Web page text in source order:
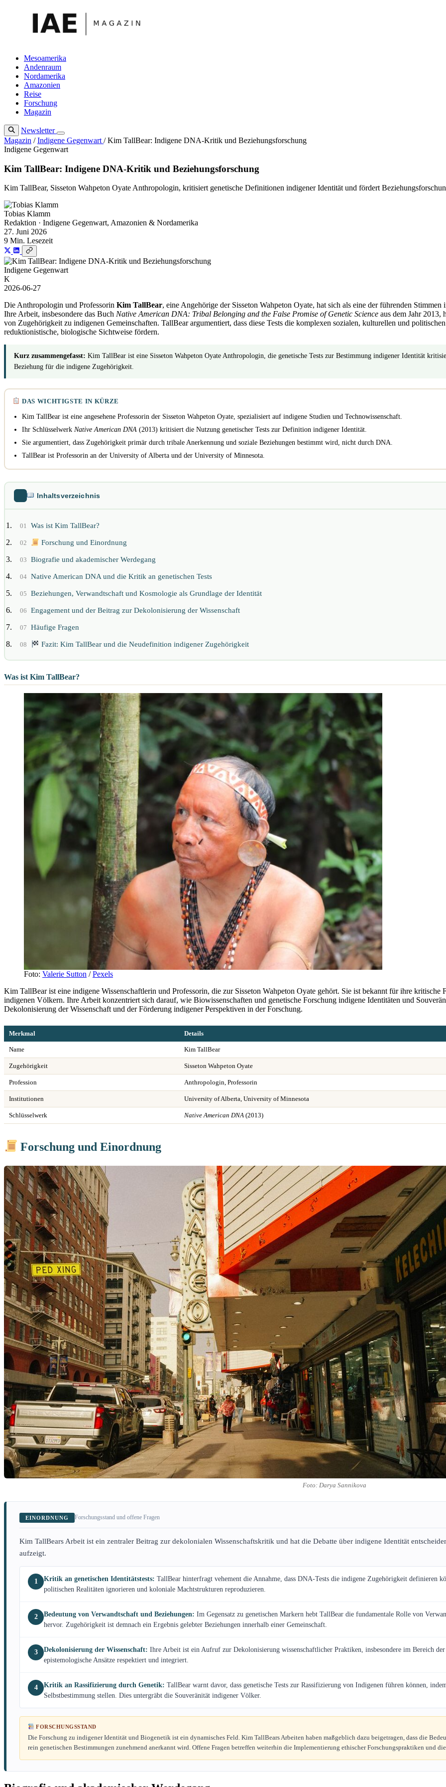
Mesoamerika
Andenraum
Nordamerika
Amazonien
Reise
Forschung
Magazin
Newsletter
Magazin / Indigene Gegenwart / Kim TallBear: Indigene DNA-Kritik und Beziehungsforschung
Indigene Gegenwart
Kim TallBear: Indigene DNA-Kritik und Beziehungsforschung
Kim TallBear, Sisseton Wahpeton Oyate Anthropologin, kritisiert genetische Definitionen indigener Identität und fördert
Tobias Klamm
Redaktion · Indigene Gegenwart, Amazonien & Nordamerika
27. Juni 2026
9 Min. Lesezeit
Indigene Gegenwart
K
2026-06-27
Die Anthropologin und Professorin Kim TallBear, eine Angehörige der Sisseton Wahpeton Oyate, hat sich als eine der führenden
Ihre Arbeit, insbesondere das Buch Native American DNA: Tribal Belonging and the False Promise of Genetic Science aus dem Jahr
von Zugehörigkeit zu indigenen Gemeinschaften. TallBear argumentiert, dass diese Tests die komplexen sozialen, kulturellen und
reduktionistische, biologische Sichtweise fördern.
Kurz zusammengefasst: Kim TallBear ist eine Sisseton Wahpeton Oyate Anthropologin, die genetische Tests zur Bestimmung indigener Identität
Beziehung für die indigene Zugehörigkeit.
DAS WICHTIGSTE IN KÜRZE
Kim TallBear ist eine angesehene Professorin der Sisseton Wahpeton Oyate, spezialisiert auf indigene Studien und Technowissenschaft.
Ihr Schlüsselwerk Native American DNA (2013) kritisiert die Nutzung genetischer Tests zur Definition indigener Identität.
Sie argumentiert, dass Zugehörigkeit primär durch tribale Anerkennung und soziale Beziehungen bestimmt wird, nicht durch DNA.
TallBear ist Professorin an der University of Alberta und der University of Minnesota.
Inhaltsverzeichnis
01 Was ist Kim TallBear?
02 Forschung und Einordnung
03 Biografie und akademischer Werdegang
04 Native American DNA und die Kritik an genetischen Tests
05 Beziehungen, Verwandtschaft und Kosmologie als Grundlage der Identität
06 Engagement und der Beitrag zur Dekolonisierung der Wissenschaft
07 Häufige Fragen
08 Fazit: Kim TallBear und die Neudefinition indigener Zugehörigkeit
Was ist Kim TallBear?
Foto: Valerie Sutton /Pexels
Kim TallBear ist eine indigene Wissenschaftlerin und Professorin, die zur Sisseton Wahpeton Oyate gehört. Sie ist bekannt für ihre
indigenen Völkern. Ihre Arbeit konzentriert sich darauf, wie Biowissenschaften und genetische Forschung indigene Identitäten und
Dekolonisierung der Wissenschaft und der Förderung indigener Perspektiven in der Forschung.
Merkmal Details
Name Kim TallBear
Zugehörigkeit Sisseton Wahpeton Oyate
Profession Anthropologin, Professorin
Institutionen University of Alberta, University of Minnesota
Schlüsselwerk Native American DNA (2013)
Forschung und Einordnung
Foto: Darya Sannikova
EINORDNUNG Forschungsstand und offene Fragen
Kim TallBears Arbeit ist ein zentraler Beitrag zur dekolonialen Wissenschaftskritik und hat die Debatte über indigene Identität
aufzeigt.
1 Kritik an genetischen Identitätstests: TallBear hinterfragt vehement die Annahme, dass DNA-Tests die indigene Zugehörigkeit definieren
politischen Realitäten ignorieren und koloniale Machtstrukturen reproduzieren.
2 Bedeutung von Verwandtschaft und Beziehungen: Im Gegensatz zu genetischen Markern hebt TallBear die fundamentale Rolle von
hervor. Zugehörigkeit ist demnach ein Ergebnis gelebter Beziehungen innerhalb einer Gemeinschaft.
3 Dekolonisierung der Wissenschaft: Ihre Arbeit ist ein Aufruf zur Dekolonisierung wissenschaftlicher Praktiken, insbesondere im Bereich
epistemologische Ansätze respektiert und integriert.
4 Kritik an Rassifizierung durch Genetik: TallBear warnt davor, dass genetische Tests zur Rassifizierung von Indigenen führen können,
Selbstbestimmung stellen. Dies untergräbt die Souveränität indigener Völker.
FORSCHUNGSSTAND
Die Forschung zu indigener Identität und Biogenetik ist ein dynamisches Feld. Kim TallBears Arbeiten haben maßgeblich dazu beigetragen, dass die
rein genetischen Bestimmungen zunehmend anerkannt wird. Offene Fragen betreffen weiterhin die Implementierung ethischer Forschungspraktiken und